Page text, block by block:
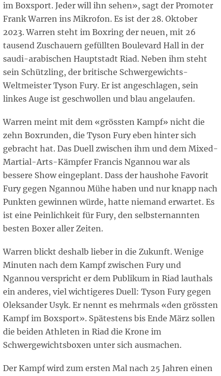
im Boxsport. Jeder will ihn sehen», sagt der Promoter
Frank Warren ins Mikrofon. Es ist der 28. Oktober
2023. Warren steht im Boxring der neuen, mit 26
tausend Zuschauern gefüllten Boulevard Hall in der
saudi-arabischen Hauptstadt Riad. Neben ihm steht
sein Schützling, der britische Schwergewichts-
Weltmeister Tyson Fury. Er ist angeschlagen, sein
linkes Auge ist geschwollen und blau angelaufen.
Warren meint mit dem «grössten Kampf» nicht die
zehn Boxrunden, die Tyson Fury eben hinter sich
gebracht hat. Das Duell zwischen ihm und dem Mixed-
Martial-Arts-Kämpfer Francis Ngannou war als
bessere Show eingeplant. Dass der haushohe Favorit
Fury gegen Ngannou Mühe haben und nur knapp nach
Punkten gewinnen würde, hatte niemand erwartet. Es
ist eine Peinlichkeit für Fury, den selbsternannten
besten Boxer aller Zeiten.
Warren blickt deshalb lieber in die Zukunft. Wenige
Minuten nach dem Kampf zwischen Fury und
Ngannou verspricht er dem Publikum in Riad lauthals
ein anderes, viel wichtigeres Duell: Tyson Fury gegen
Oleksander Usyk. Er nennt es mehrmals «den grössten
Kampf im Boxsport». Spätestens bis Ende März sollen
die beiden Athleten in Riad die Krone im
Schwergewichtsboxen unter sich ausmachen.
Der Kampf wird zum ersten Mal nach 25 Jahren einen